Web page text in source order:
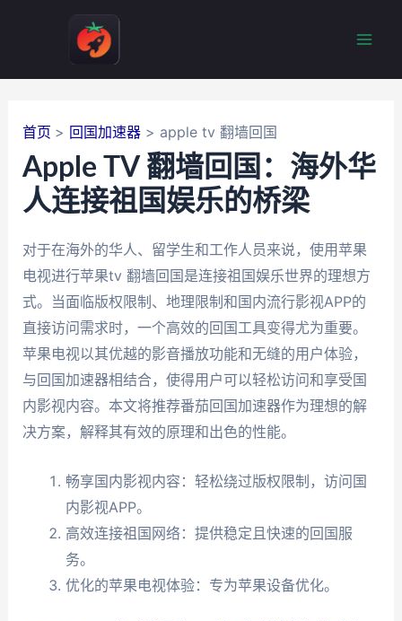
首页 回国加速器 apple tv 翻墙回国
Apple TV 翻墙回国：海外华
人连接祖国娱乐的桥梁
对于在海外的华人、留学生和工作人员来说，使用苹果
电视进行苹果tv 翻墙回国是连接祖国娱乐世界的理想方
式。当面临版权限制、地理限制和国内流行影视APP的
直接访问需求时，一个高效的回国工具变得尤为重要。
苹果电视以其优越的影音播放功能和无缝的用户体验，
与回国加速器相结合，使得用户可以轻松访问和享受国
内影视内容。本文将推荐番茄回国加速器作为理想的解
决方案，解释其有效的原理和出色的性能。
畅享国内影视内容：轻松绕过版权限制，访问国
内影视APP。
高效连接祖国网络：提供稳定且快速的回国服
务。
优化的苹果电视体验：专为苹果设备优化。